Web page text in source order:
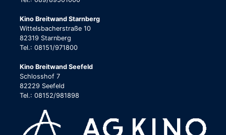
Kino Breitwand Starnberg
Wittelsbacherstraße 10
82319 Starnberg
Tel.: 08151/971800
Kino Breitwand Seefeld
Schlosshof 7
82229 Seefeld
Tel.: 08152/981898